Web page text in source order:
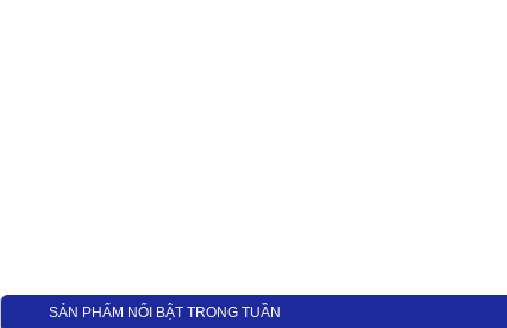
SẢN PHẨM NỔI BẬT TRONG TUẦN